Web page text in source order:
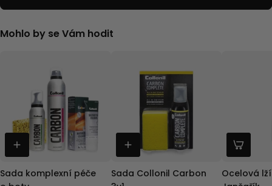
Mohlo by se Vám hodit
Sada komplexní péče
Sada Collonil Carbon
Ocelová